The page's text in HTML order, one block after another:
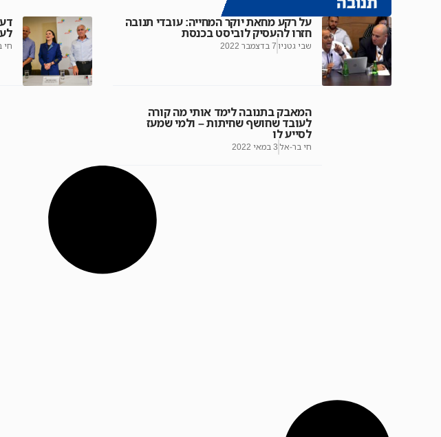
על רקע מחאת יוקר המחייה: עובדי תנובה
חזרו להעסיק לוביסט בכנסת
שבי גטניו 7 בדצמבר 2022 חי
המאבק בתנובה לימד אותי מה קורה
לעובד שחושף שחיתות – ולמי שמעז
לסייע לו
חי בר-אל 3 במאי 2022